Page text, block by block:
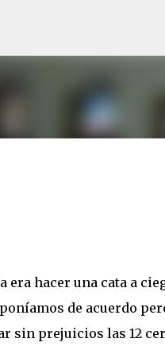
hacer una cata a
de acuerdo
sin prejuicios las 12